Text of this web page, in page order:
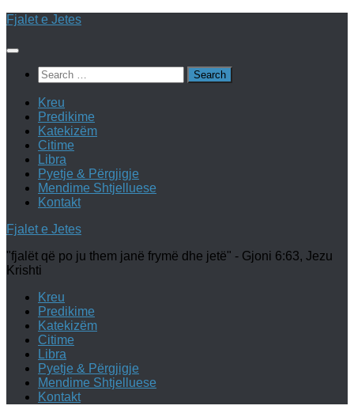
Skip
content
Fjalet e Jetes
Search
for:
Kreu
Predikime
Katekizëm
Citime
Libra
Pyetje & Përgjigje
Mendime Shtjelluese
Kontakt
Fjalet e Jetes
"fjalët që po ju them janë frymë dhe jetë" - Gjoni 6:63, Jezu
Krishti
Kreu
Predikime
Katekizëm
Citime
Libra
Pyetje & Përgjigje
Mendime Shtjelluese
Kontakt